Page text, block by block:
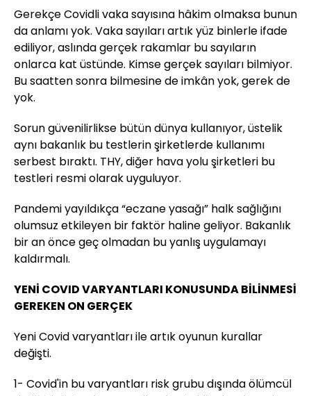
Gerekçe Covidli vaka sayısına hâkim olmaksa bunun
da anlamı yok. Vaka sayıları artık yüz binlerle ifade
ediliyor, aslında gerçek rakamlar bu sayıların
onlarca kat üstünde. Kimse gerçek sayıları bilmiyor.
Bu saatten sonra bilmesine de imkân yok, gerek de
yok.
Sorun güvenilirlikse bütün dünya kullanıyor, üstelik
aynı bakanlık bu testlerin şirketlerde kullanımı
serbest bıraktı. THY, diğer hava yolu şirketleri bu
testleri resmi olarak uyguluyor.
Pandemi yayıldıkça “eczane yasağı” halk sağlığını
olumsuz etkileyen bir faktör haline geliyor. Bakanlık
bir an önce geç olmadan bu yanlış uygulamayı
kaldırmalı.
YENİ COVID VARYANTLARI KONUSUNDA BİLİNMESİ
GEREKEN ON GERÇEK
Yeni Covid varyantları ile artık oyunun kurallar
değişti.
1- Covid'in bu varyantları risk grubu dışında ölümcül